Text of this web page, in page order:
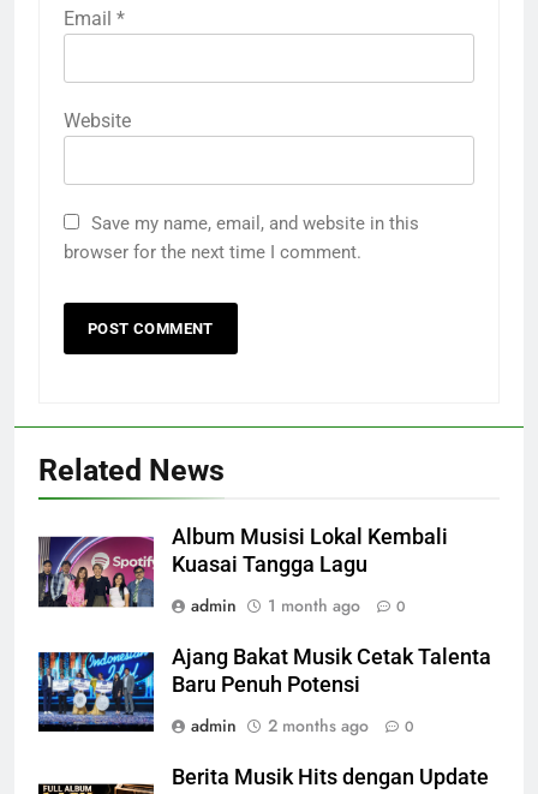
Email *
Website
Save my name, email, and website in this
browser for the next time I comment.
Related News
Album Musisi Lokal Kembali
Kuasai Tangga Lagu
admin
1 month ago 0
Ajang Bakat Musik Cetak Talenta
Baru Penuh Potensi
admin
2 months ago 0
Berita Musik Hits dengan Update